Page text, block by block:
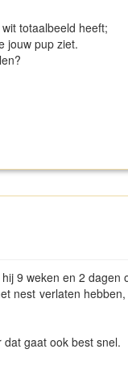
totaalbeeld heeft;
jouw pup ziet.
9 weken en 2 dagen
nest verlaten
gaat ook best snel.